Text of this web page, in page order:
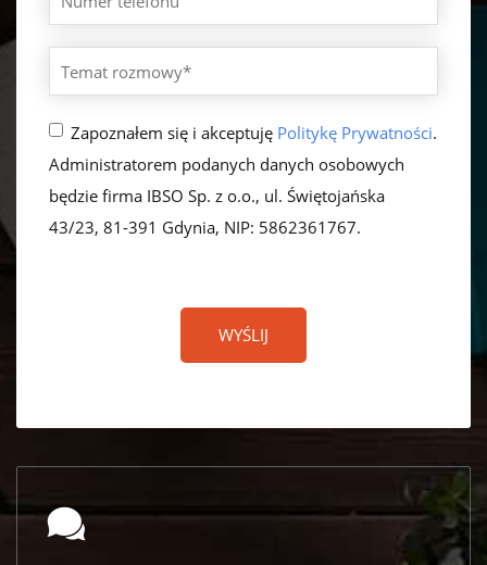
Zapoznałem się i akceptuję Politykę Prywatności.
Administratorem podanych danych osobowych
będzie firma IBSO Sp. z o.o., ul. Świętojańska
43/23, 81-391 Gdynia, NIP: 5862361767.
s
e